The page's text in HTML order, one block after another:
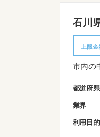
石川
上限金
市内の
都道府県
業界
利用目的